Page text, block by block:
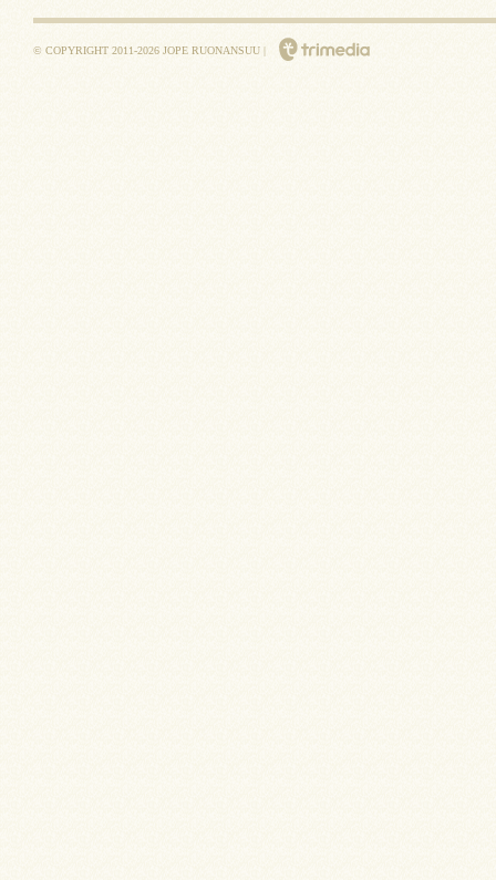
© COPYRIGHT 2011-2026 JOPE RUONANSUU |